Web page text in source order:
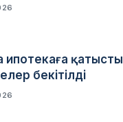
ипотекаға қатысты
бекітілді